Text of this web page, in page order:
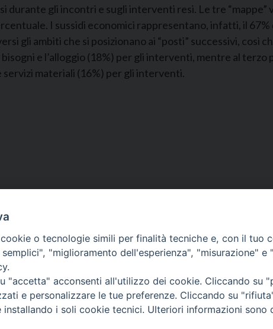
durante gli incontri e sugli interventi resi. Le tre
I sussidi economici rappresentano, infatti, il
gli ambiti che si posizionano ai “posti” successivi, così
e l’alloggio (18%) per gli interventi, mentre al
servizi materiali (16%) per gli interventi.
9.30 alle ore 12.30.
Tel. 090.9146045
mail:
o tecnologie simili per finalità tecniche e, con il tuo
"miglioramento dell'esperienza", "misurazione"
"accetta" acconsenti all'utilizzo dei cookie. Cliccando su
e personalizzare le tue preferenze. Cliccando su
installando i soli cookie tecnici. Ulteriori informazioni sono